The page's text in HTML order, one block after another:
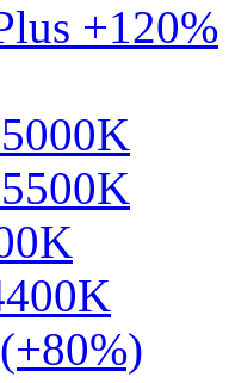
+120%